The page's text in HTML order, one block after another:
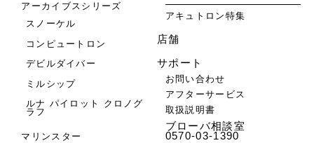
アーカイブスシリーズ
スノーケル
コンピュートロン
デビルダイバー
ミルシップ
ルナ パイロット クロノグ
ラフ
マリンスター
アキュトロン特集
店舗
サポート
お問い合わせ
アフターサービス
取扱説明書
ブローバ相談室
0570-03-1390